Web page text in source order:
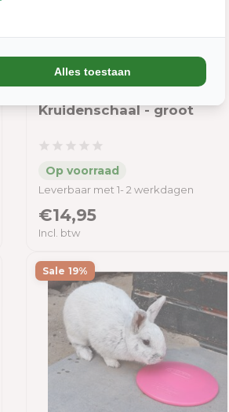
Kruidenschaal - groot
Leverbaar met 1- 2 werkdagen
€14,95
Incl. btw
Sale 19%
Alles toestaan